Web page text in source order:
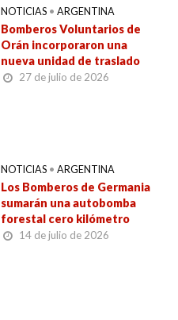
NOTICIAS • ARGENTINA
Bomberos Voluntarios de
Orán incorporaron una
nueva unidad de traslado
27 de julio de 2026
NOTICIAS • ARGENTINA
Los Bomberos de Germania
sumarán una autobomba
forestal cero kilómetro
14 de julio de 2026